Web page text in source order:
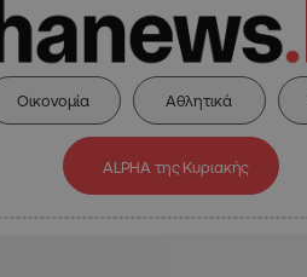
Οικονομία Αθλητικά
ALPHA της Κυριακής